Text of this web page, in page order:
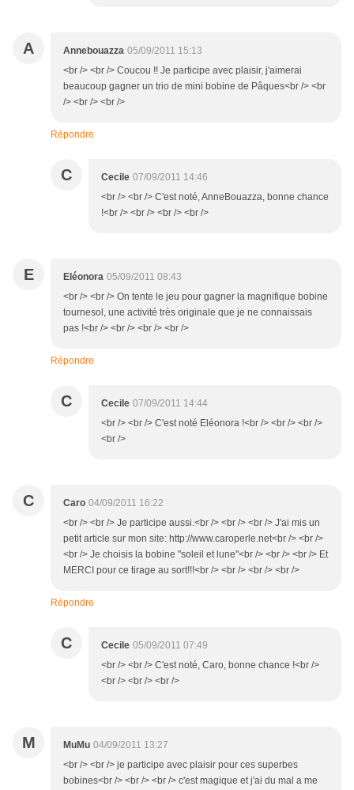
A Annebouazza 05/09/2011 15:13
<br /> <br /> Coucou !! Je participe avec plaisir, j'aimerai
beaucoup gagner un trio de mini bobine de Pâques<br /> <br
/> <br /> <br />
Répondre
C Cecile 07/09/2011 14:46
<br /> <br /> C'est noté, AnneBouazza, bonne chance
!<br /> <br /> <br /> <br />
E Eléonora 05/09/2011 08:43
<br /> <br /> On tente le jeu pour gagner la magnifique bobine
tournesol, une activité très originale que je ne connaissais
pas !<br /> <br /> <br /> <br />
Répondre
C Cecile 07/09/2011 14:44
<br /> <br /> C'est noté Eléonora !<br /> <br /> <br />
<br />
C Caro 04/09/2011 16:22
<br /> <br /> Je participe aussi.<br /> <br /> <br /> J'ai mis un
petit article sur mon site: http://www.caroperle.net<br /> <br />
<br /> Je choisis la bobine "soleil et lune"<br /> <br /> <br /> Et
MERCI pour ce tirage au sort!!!<br /> <br /> <br /> <br />
Répondre
C Cecile 05/09/2011 07:49
<br /> <br /> C'est noté, Caro, bonne chance !<br />
<br /> <br /> <br />
M MuMu 04/09/2011 13:27
<br /> <br /> je participe avec plaisir pour ces superbes
bobines<br /> <br /> <br /> c'est magique et j'ai du mal a me